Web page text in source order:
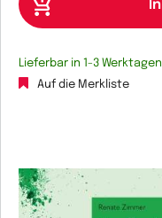
Lieferbar in 1-3 Werktagen
Auf die Merkliste